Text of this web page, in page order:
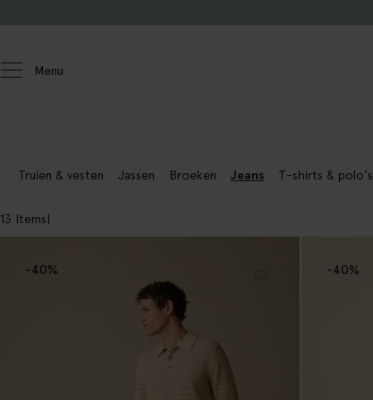
Menu
Truien & vesten Jassen Broeken Jeans T-shirts & polo's
13 Items
-40% -40%